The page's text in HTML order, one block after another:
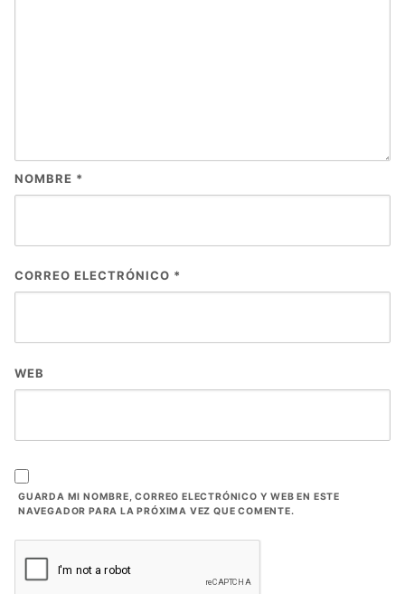
NOMBRE *
CORREO ELECTRÓNICO *
WEB
GUARDA MI NOMBRE, CORREO ELECTRÓNICO Y WEB EN ESTE
NAVEGADOR PARA LA PRÓXIMA VEZ QUE COMENTE.